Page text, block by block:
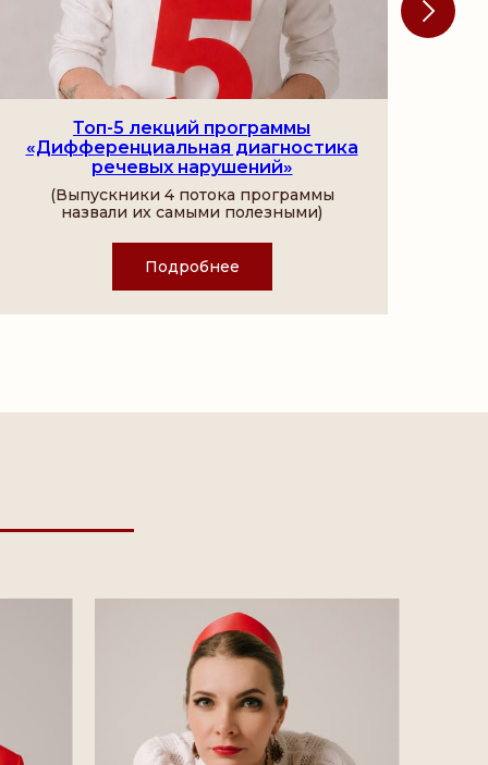
Топ-5 лекций программы
«Дифференциальная диагностика
речевых нарушений»
(Выпускники 4 потока программы
назвали их самыми полезными)
Подробнее